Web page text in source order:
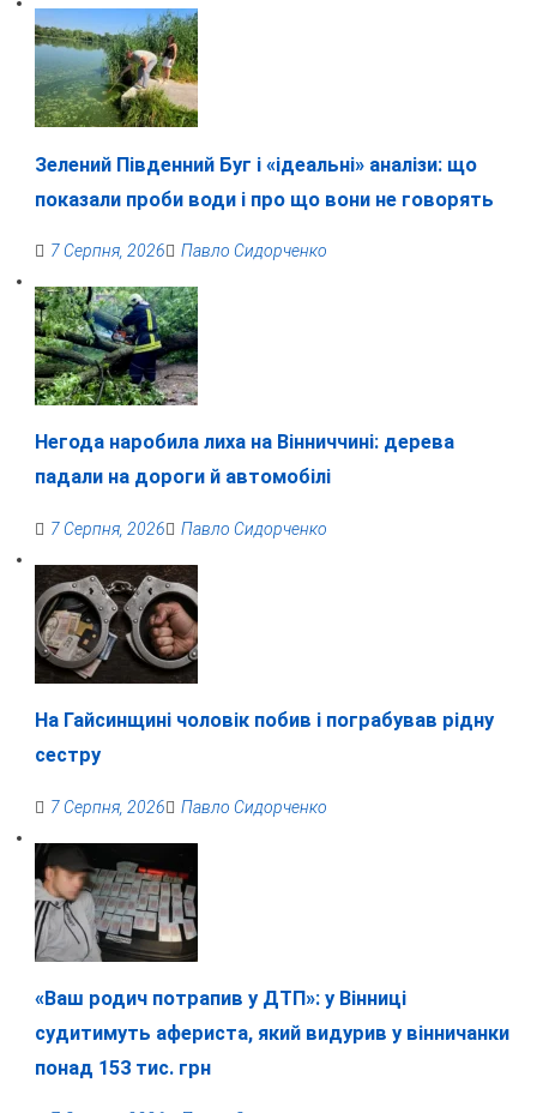
Зелений Південний Буг і «ідеальні» аналізи: що
показали проби води і про що вони не говорять
7 Серпня, 2026 Павло Сидорченко
Негода наробила лиха на Вінниччині: дерева
падали на дороги й автомобілі
7 Серпня, 2026 Павло Сидорченко
На Гайсинщині чоловік побив і пограбував рідну
сестру
7 Серпня, 2026 Павло Сидорченко
«Ваш родич потрапив у ДТП»: у Вінниці
судитимуть афериста, який видурив у вінничанки
понад 153 тис. грн